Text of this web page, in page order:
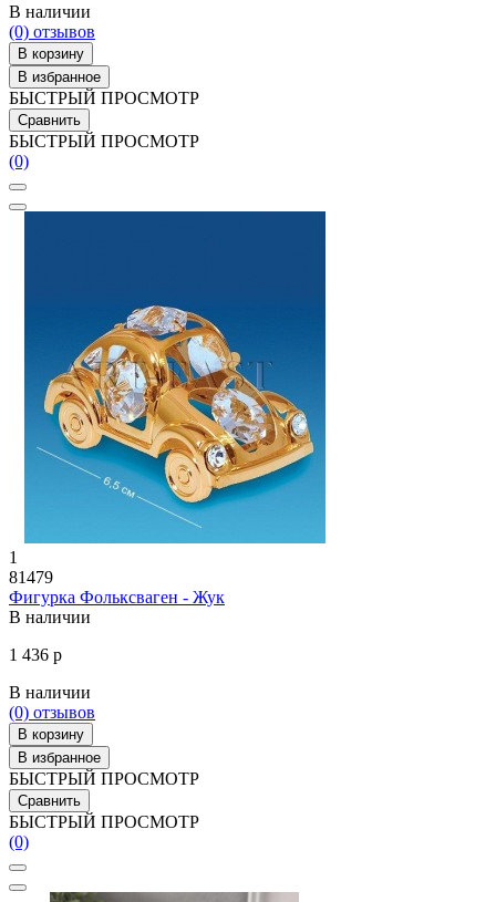
В наличии
(0) отзывов
В корзину
В избранное
БЫСТРЫЙ ПРОСМОТР
Сравнить
БЫСТРЫЙ ПРОСМОТР
(0)
1
81479
Фигурка Фольксваген - Жук
В наличии
1 436 р
В наличии
(0) отзывов
В корзину
В избранное
БЫСТРЫЙ ПРОСМОТР
Сравнить
БЫСТРЫЙ ПРОСМОТР
(0)